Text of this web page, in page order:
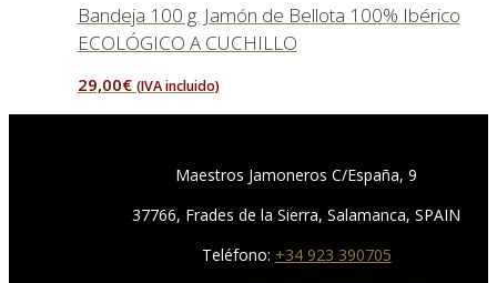
Bandeja 100 g. Jamón de Bellota 100% Ibérico
ECOLÓGICO A CUCHILLO
29,00€ (IVA incluido)
Maestros Jamoneros C/España, 9
37766, Frades de la Sierra, Salamanca, SPAIN
Teléfono: +34 923 390705